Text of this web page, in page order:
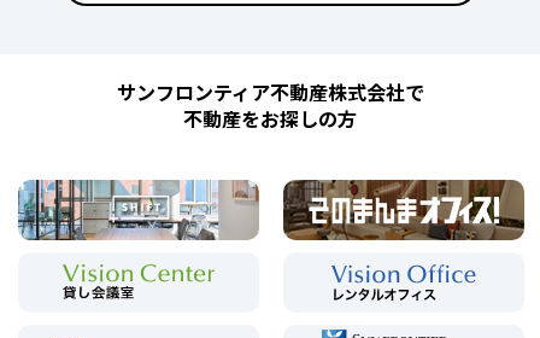
サンフロンティア不動産株式会社で
不動産をお探しの方